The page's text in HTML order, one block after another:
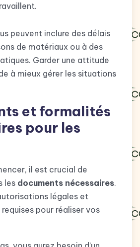
peuvent inclure des délais
de matériaux ou à des
Garder une attitude
à mieux gérer les situations
et formalités
pour les
il est crucial de
les documents nécessaires.
légales et
pour réaliser vos